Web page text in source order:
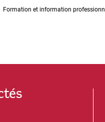
Formation et information